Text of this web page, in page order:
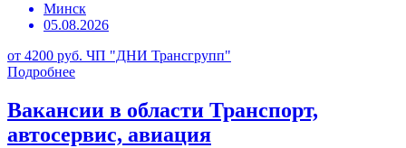
Минск
05.08.2026
от 4200 руб. ЧП "ДНИ Трансгрупп"
Подробнее
Вакансии в области Транспорт,
автосервис, авиация